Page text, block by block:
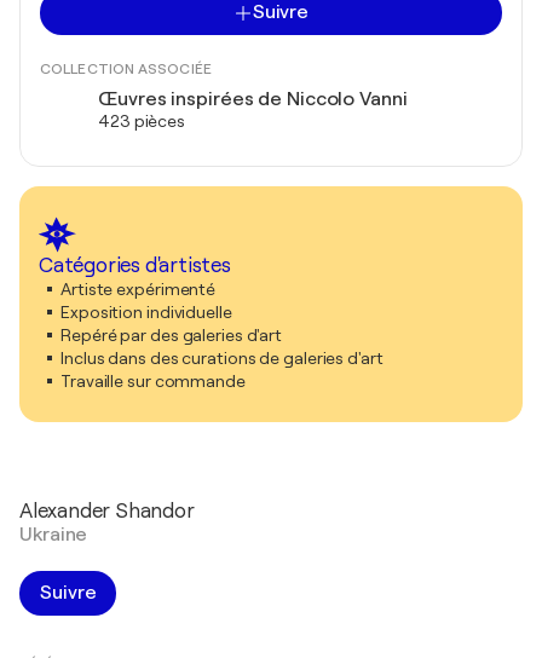
Suivre
COLLECTION ASSOCIÉE
Œuvres inspirées de Niccolo Vanni
423 pièces
Catégories d'artistes
Artiste expérimenté
Exposition individuelle
Repéré par des galeries d'art
Inclus dans des curations de galeries d'art
Travaille sur commande
Alexander Shandor
Ukraine
Suivre